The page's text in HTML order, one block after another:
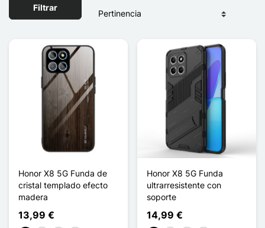
Filtrar
Honor X8 5G Funda de
cristal templado efecto
madera
13,99 €
Honor X8 5G Funda
ultrarresistente con
soporte
14,99 €